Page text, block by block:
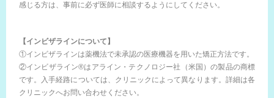
感じる方は、事前に必ず医師に相談するようにしてください。
【インビザラインについて】
①インビザラインは薬機法で未承認の医療機器を用いた矯正方法です。
②インビザライン®はアライン・テクノロジー社（米国）の製品の商標
です。入手経路については、クリニックによって異なります。詳細は各
クリニックへお問い合わせください。